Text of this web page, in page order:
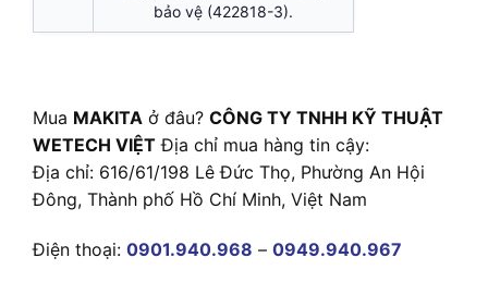
bảo vệ (422818-3).
Mua MAKITA ở đâu? CÔNG TY TNHH KỸ THUẬT
WETECH VIỆT Địa chỉ mua hàng tin cậy:
Địa chỉ: 616/61/198 Lê Đức Thọ, Phường An Hội
Đông, Thành phố Hồ Chí Minh, Việt Nam
Điện thoại: 0901.940.968 – 0949.940.967